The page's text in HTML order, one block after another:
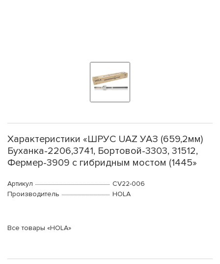
Характеристики «ШРУС UAZ УАЗ (659,2мм)
Буханка-2206,3741, Бортовой-3303, 31512,
Фермер-3909 с гибридным мостом (1445»
Артикул
CV22-006
Производитель
HOLA
Все товары «HOLA»